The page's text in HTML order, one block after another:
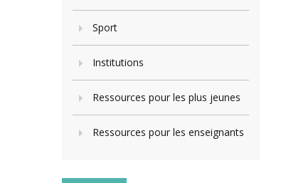
Sport
Institutions
Ressources pour les plus jeunes
Ressources pour les enseignants